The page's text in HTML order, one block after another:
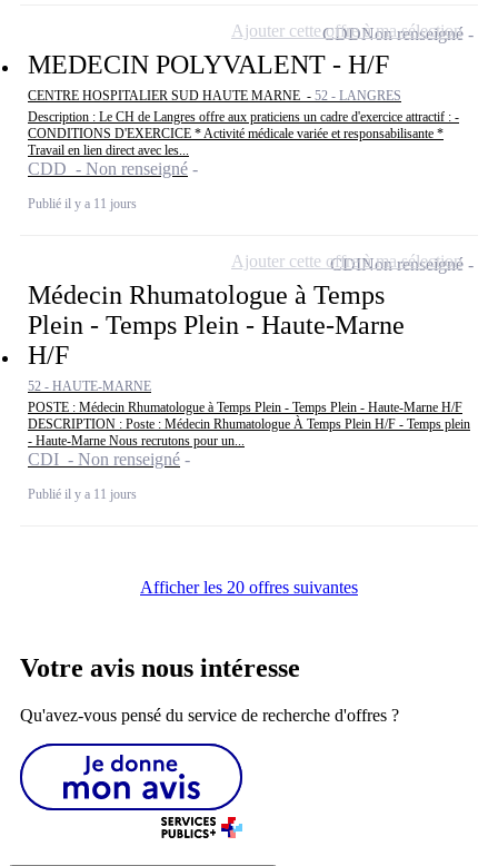
MEDECIN POLYVALENT - H/F
CENTRE HOSPITALIER SUD HAUTE MARNE - 52 - LANGRES
Description : Le CH de Langres offre aux praticiens un cadre d'exercice attractif : -
CONDITIONS D'EXERCICE * Activité médicale variée et responsabilisante *
Travail en lien direct avec les...
CDD - Non renseigné
Publié il y a 11 jours
CDDNon renseigné
Ajouter cette offre à ma sélection
Médecin Rhumatologue à Temps
Plein - Temps Plein - Haute-Marne
H/F
52 - HAUTE-MARNE
POSTE : Médecin Rhumatologue à Temps Plein - Temps Plein - Haute-Marne H/F
DESCRIPTION : Poste : Médecin Rhumatologue À Temps Plein H/F - Temps plein
- Haute-Marne Nous recrutons pour un...
CDI - Non renseigné
Publié il y a 11 jours
CDINon renseigné
Ajouter cette offre à ma sélection
Afficher les 20 offres suivantes
Votre avis nous intéresse
Qu'avez-vous pensé du service de recherche d'offres ?